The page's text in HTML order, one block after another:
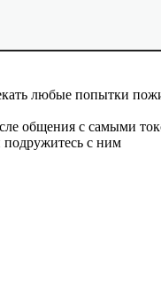
любые попытки
общения с самыми
подружитесь с ним